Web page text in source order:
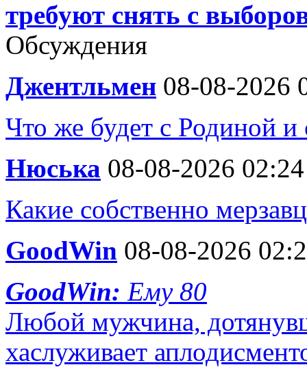
требуют снять с
Обсуждения
Джентльмен 08-08-2026
Что же будет с Родиной и
Нюська 08-08-2026 02:24
Какие собственно
GoodWin 08-08-2026
GoodWin: Ему 80
Любой мужчина,
хаслуживает